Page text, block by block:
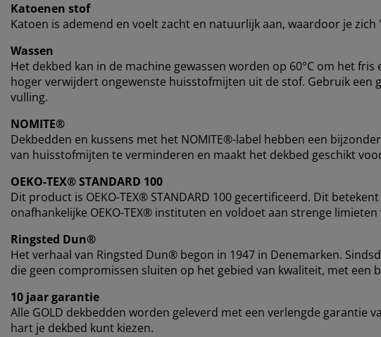
Katoenen stof
Katoen is ademend en voelt zacht en natuurlijk aan, waardoor je
Wassen
Het dekbed kan in de machine gewassen worden op 60°C om het
hoger verwijdert ongewenste huisstofmijten uit de stof. Gebruik een
vulling.
NOMITE®
Dekbedden en kussens met het NOMITE®-label hebben een
van huisstofmijten te verminderen en maakt het dekbed geschikt
OEKO-TEX® STANDARD 100
Dit product is OEKO-TEX® STANDARD 100 gecertificeerd. Dit
onafhankelijke OEKO-TEX® instituten en voldoet aan strenge
Ringsted Dun®
Het verhaal van Ringsted Dun® begon in 1947 in Denemarken.
die geen compromissen sluiten op het gebied van kwaliteit, met een
10 jaar garantie
Alle GOLD dekbedden worden geleverd met een verlengde garantie
hart je dekbed kunt kiezen.